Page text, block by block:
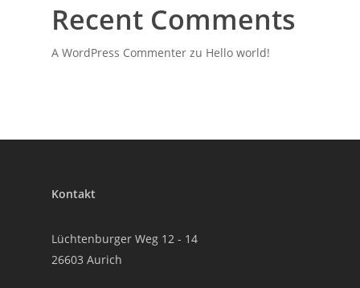
Recent Comments
A WordPress Commenter zu Hello world!
Kontakt
Lüchtenburger Weg 12 - 14
26603 Aurich